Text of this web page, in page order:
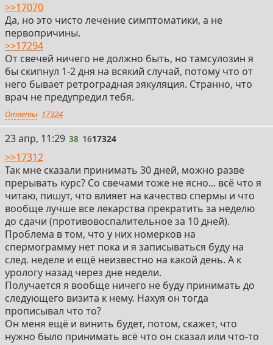
>>17070
Да, но это чисто лечение симптоматики, а не
первопричины.
>>17294
От свечей ничего не должно быть, но тамсулозин я
бы скипнул 1-2 дня на всякий случай, потому что от
него бывает ретроградная эякуляция. Странно, что
врач не предупредил тебя.
Ответы 17324
38
23 апр, 11:29 38 1617324
>>17312
Так мне сказали принимать 30 дней, можно разве
прерывать курс? Со свечами тоже не ясно... всё что я
читаю, пишут, что влияет на качество спермы и что
вообще лучше все лекарства прекратить за неделю
до сдачи (противовоспалительное за 10 дней).
Проблема в том, что у них номерков на
спермограмму нет пока и я записываться буду на
след. неделе и ещё неизвестно на какой день. А к
урологу назад через дне недели.
Получается я вообще ничего не буду принимать до
следующего визита к нему. Нахуя он тогда
прописывал что то?
Он меня ещё и винить будет, потом, скажет, что
нужно было принимать всё что он сказал или что-то